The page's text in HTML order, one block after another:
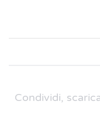
Condividi,